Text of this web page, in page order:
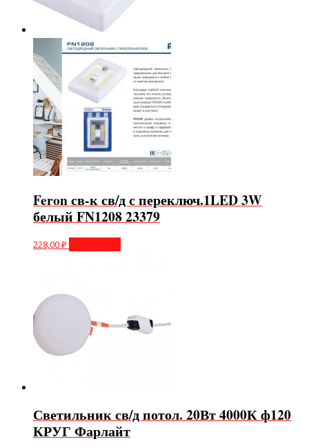
Feron св-к св/д с переключ.1LED 3W
белый FN1208 23379
228,00₽
Светильник св/д потол. 20Вт 4000К ф120
КРУГ Фарлайт